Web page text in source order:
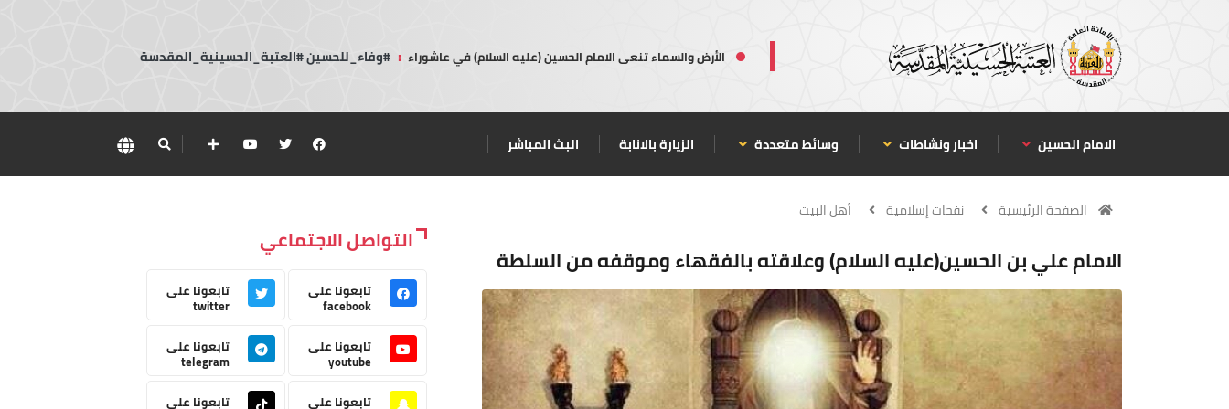
الأرض والسماء تنعى الامام الحسين (عليه السلام) في عاشوراء : #وفاء_للحسين #العتبة_الحسينية_المقدسة
الامام الحسين اخبار ونشاطات وسائط متعددة الزيارة بالانابة البث المباشر
الصفحة الرئيسية نفحات إسلامية أهل البيت
الامام علي بن الحسين(عليه السلام) وعلاقته بالفقهاء وموقفه من السلطة
التواصل الاجتماعي
تابعونا على
facebook
تابعونا على
twitter
تابعونا على
youtube
تابعونا على
telegram
تابعونا على
تابعونا على